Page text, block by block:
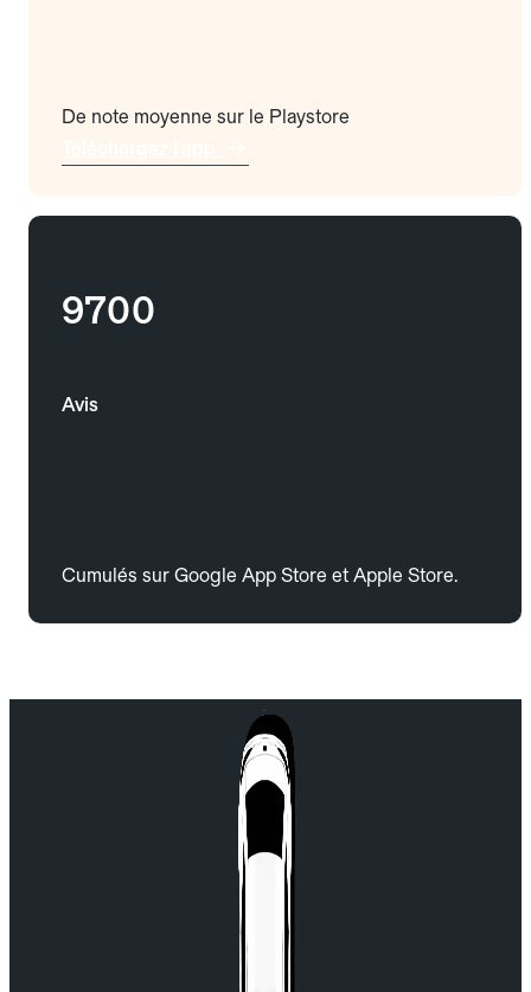
De note moyenne sur le Playstore
9700
Avis
Cumulés sur Google App Store et Apple Store.